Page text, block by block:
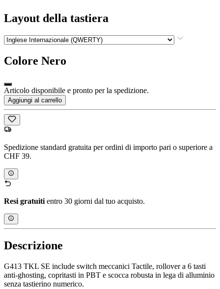
Layout della tastiera
Colore Nero
Articolo disponibile e pronto per la spedizione.
Aggiungi al carrello
Spedizione standard gratuita per ordini di importo pari o superiore a
CHF 39.
Resi gratuiti entro 30 giorni dal tuo acquisto.
Descrizione
G413 TKL SE include switch meccanici Tactile, rollover a 6 tasti
anti-ghosting, copritasti in PBT e scocca robusta in lega di alluminio
senza tastierino numerico.